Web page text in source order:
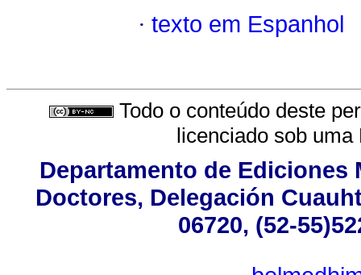
· texto em Espanhol
Todo o conteúdo deste
licenciado sob uma
Departamento de Ediciones
Doctores, Delegación
06720, (52-